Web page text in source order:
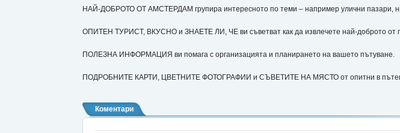
НАЙ-ДОБРОТО ОТ АМСТЕРДАМ групира интересното по теми – например улични пазари,
ОПИТЕН ТУРИСТ, ВКУСНО и ЗНАЕТЕ ЛИ, ЧЕ ви съветват как да извлечете най-доброто от
ПОЛЕЗНА ИНФОРМАЦИЯ ви помага с организацията и планирането на вашето пътуване.
ПОДРОБНИТЕ КАРТИ, ЦВЕТНИТЕ ФОТОГРАФИИ и СЪВЕТИТЕ НА МЯСТО от опитни в
Коментари